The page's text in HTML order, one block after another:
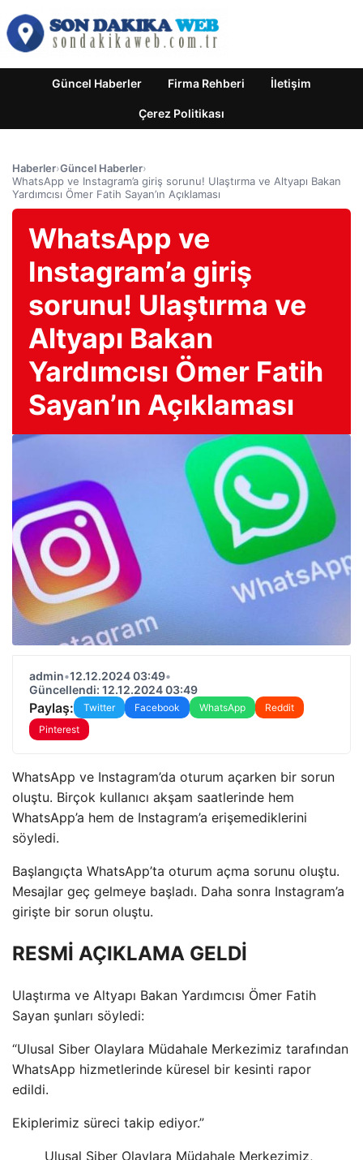
Güncel Haberler Firma Rehberi İletişim
Çerez Politikası
Haberler›Güncel Haberler›
WhatsApp ve Instagram’a giriş sorunu! Ulaştırma ve Altyapı Bakan
Yardımcısı Ömer Fatih Sayan’ın Açıklaması
WhatsApp ve
Instagram’a giriş
sorunu! Ulaştırma ve
Altyapı Bakan
Yardımcısı Ömer Fatih
Sayan’ın Açıklaması
admin•12.12.2024 03:49•
Güncellendi: 12.12.2024 03:49
Paylaş: Twitter Facebook WhatsApp
Reddit
Pinterest
WhatsApp ve Instagram’da oturum açarken bir sorun
oluştu. Birçok kullanıcı akşam saatlerinde hem
WhatsApp’a hem de Instagram’a erişemediklerini
söyledi.
Başlangıçta WhatsApp’ta oturum açma sorunu oluştu.
Mesajlar geç gelmeye başladı. Daha sonra Instagram’a
girişte bir sorun oluştu.
RESMİ AÇIKLAMA GELDİ
Ulaştırma ve Altyapı Bakan Yardımcısı Ömer Fatih
Sayan şunları söyledi:
“Ulusal Siber Olaylara Müdahale Merkezimiz tarafından
WhatsApp hizmetlerinde küresel bir kesinti rapor
edildi.
Ekiplerimiz süreci takip ediyor.”
Ulusal Siber Olaylara Müdahale Merkezimiz,